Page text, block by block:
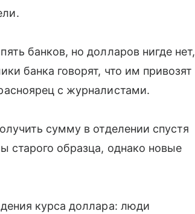
банков, но долларов нигде нет,
банка говорят, что им привозят
с журналистами.
сумму в отделении спустя
старого образца, однако новые
курса доллара: люди